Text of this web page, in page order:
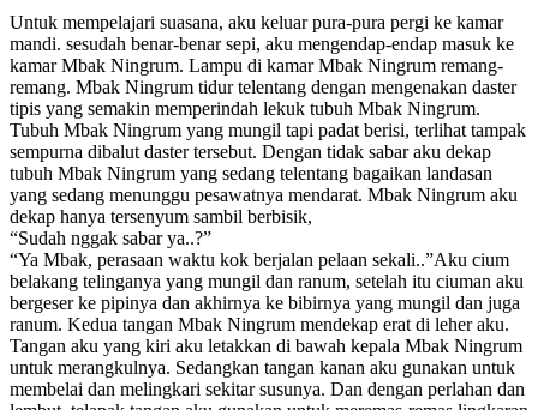
Untuk mempelajari suasana, aku keluar pura-pura pergi ke kamar
mandi. sesudah benar-benar sepi, aku mengendap-endap masuk ke
kamar Mbak Ningrum. Lampu di kamar Mbak Ningrum remang-
remang. Mbak Ningrum tidur telentang dengan mengenakan daster
tipis yang semakin memperindah lekuk tubuh Mbak Ningrum.
Tubuh Mbak Ningrum yang mungil tapi padat berisi, terlihat tampak
sempurna dibalut daster tersebut. Dengan tidak sabar aku dekap
tubuh Mbak Ningrum yang sedang telentang bagaikan landasan
yang sedang menunggu pesawatnya mendarat. Mbak Ningrum aku
dekap hanya tersenyum sambil berbisik,
“Sudah nggak sabar ya..?”
“Ya Mbak, perasaan waktu kok berjalan pelaan sekali..”Aku cium
belakang telinganya yang mungil dan ranum, setelah itu ciuman aku
bergeser ke pipinya dan akhirnya ke bibirnya yang mungil dan juga
ranum. Kedua tangan Mbak Ningrum mendekap erat di leher aku.
Tangan aku yang kiri aku letakkan di bawah kepala Mbak Ningrum
untuk merangkulnya. Sedangkan tangan kanan aku gunakan untuk
membelai dan melingkari sekitar susunya. Dan dengan perlahan dan